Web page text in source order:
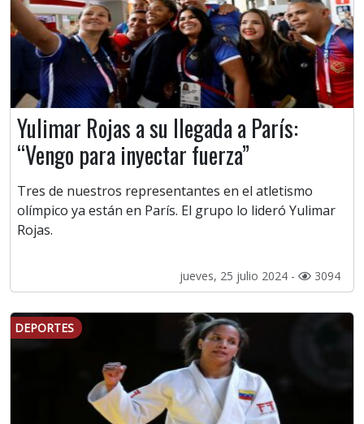
Yulimar Rojas a su llegada a París:
“Vengo para inyectar fuerza”
Tres de nuestros representantes en el atletismo
olímpico ya están en París. El grupo lo lideró Yulimar
Rojas.
jueves, 25 julio 2024 - 3094
DEPORTES